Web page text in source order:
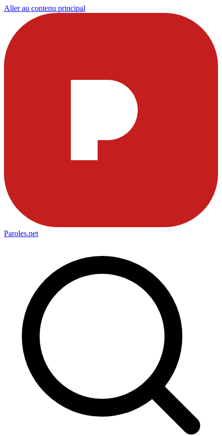
Aller au contenu principal
Paroles.net